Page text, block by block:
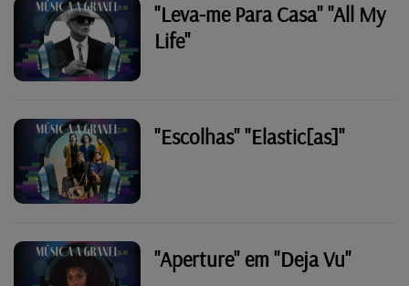
"Leva-me Para Casa" "All My
Life"
"Escolhas" "Elastic[as]"
"Aperture" em "Deja Vu"